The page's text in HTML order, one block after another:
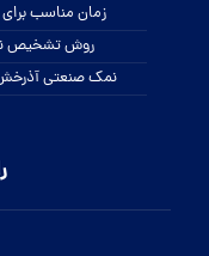
زمان مناسب
روش تشخیص
نمک صنعتی آذرخش